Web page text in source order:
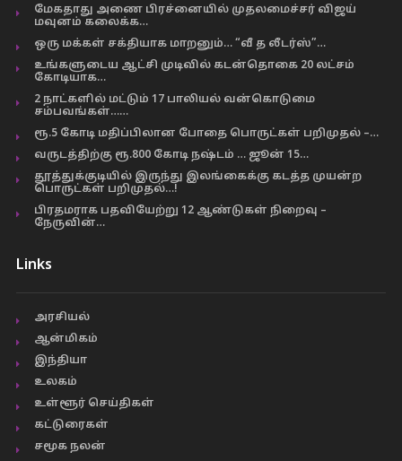
மேகதாது அணை பிரச்னையில் முதலமைச்சர் விஜய்
மவுனம் கலைக்க…
ஒரு மக்கள் சக்தியாக மாறனும்… “வீ த லீடர்ஸ்”…
உங்களுடைய ஆட்சி முடிவில் கடன்தொகை 20 லட்சம்
கோடியாக…
2 நாட்களில் மட்டும் 17 பாலியல் வன்கொடுமை
சம்பவங்கள்……
ரூ.5 கோடி மதிப்பிலான போதை பொருட்கள் பறிமுதல் –…
வருடத்திற்கு ரூ.800 கோடி நஷ்டம் … ஜூன் 15…
தூத்துக்குடியில் இருந்து இலங்கைக்கு கடத்த முயன்ற
பொருட்கள் பறிமுதல்…!
பிரதமராக பதவியேற்று 12 ஆண்டுகள் நிறைவு –
நேருவின்…
Links
அரசியல்
ஆன்மிகம்
இந்தியா
உலகம்
உள்ளூர் செய்திகள்
கட்டுரைகள்
சமூக நலன்